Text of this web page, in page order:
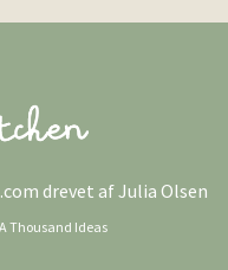
drevet af Julia Olsen
Thousand Ideas